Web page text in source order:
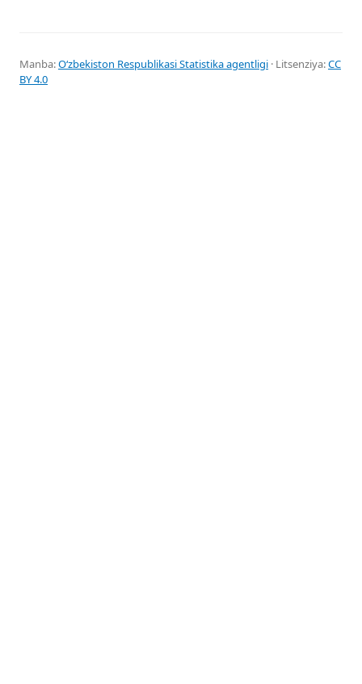
Manba:Oʻzbekiston Respublikasi Statistika agentligi · Litsenziya:CC
BY 4.0